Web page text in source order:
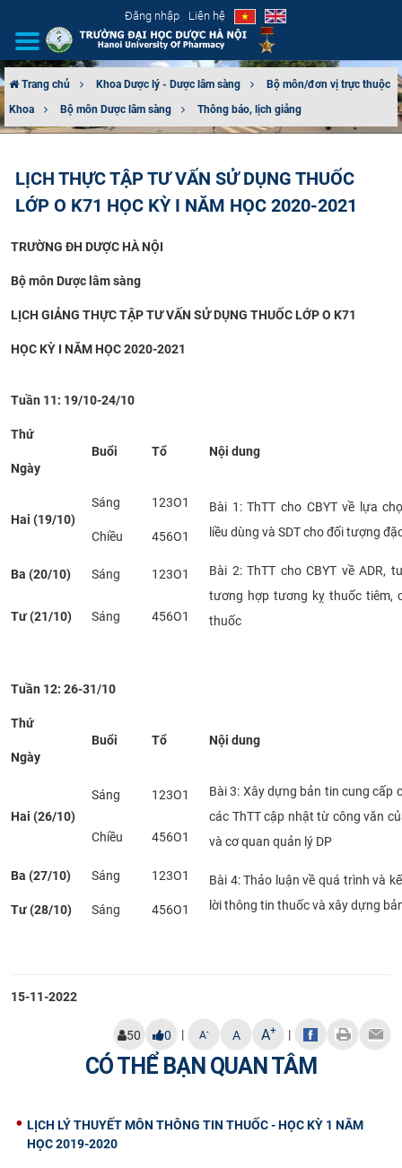
Đăng nhập Liên hệ
GIỚI THIỆU
TUYỂN SINH
ĐÀO TẠO
ĐẢM BẢO CHẤT LƯỢNG
KHOA HỌC CÔNG NGHỆ
CỰU NGƯỜI HỌC
Trang chủ Khoa Dược lý - Dược lâm sàng
Bộ môn/đơn vị trực thuộc
Khoa
Bộ môn Dược lâm sàng Thông báo, lịch giảng
LỊCH THỰC TẬP TƯ VẤN SỬ DỤNG THUỐC
LỚP O K71 HỌC KỲ I NĂM HỌC 2020-2021
TRƯỜNG ĐH DƯỢC HÀ NỘI
Bộ môn Dược lâm sàng
LỊCH GIẢNG THỰC TẬP TƯ VẤN SỬ DỤNG THUỐC LỚPO K71
HỌC KỲ I NĂM HỌC 2020-2021
Tuần 11: 19/10-24/10
Thứ
Buổi
Tổ
Nội dung
Ngày
Hai (19/10)
Sáng 123O1
Bài 1: ThTT cho CBYT về lựa
liều dùng và SDT cho đối tượng
Chiều 456O1
Ba (20/10) Sáng 123O1
Bài 2: ThTT cho CBYT về ADR,
tương hợp tương kỵ thuốc tiêm,
thuốc
Tư (21/10) Sáng 456O1
Tuần 12: 26-31/10
Thứ
Buổi
Tổ
Nội dung
Ngày
Hai (26/10)
Sáng 123O1
Bài 3: Xây dựng bản tin cung cấp
các ThTT cập nhật từ công văn
và cơ quan quản lý DP
Chiều 456O1
Ba (27/10) Sáng 123O1
Bài 4: Thảo luận về quá trình và
lời thông tin thuốc và xây dựng
Tư (28/10) Sáng 456O1
15-11-2022
50 0 | A- A A+ |
CÓ THỂ BẠN QUAN TÂM
LỊCH LÝ THUYẾT MÔN THÔNG TIN THUỐC - HỌC KỲ 1 NĂM
HỌC 2019-2020